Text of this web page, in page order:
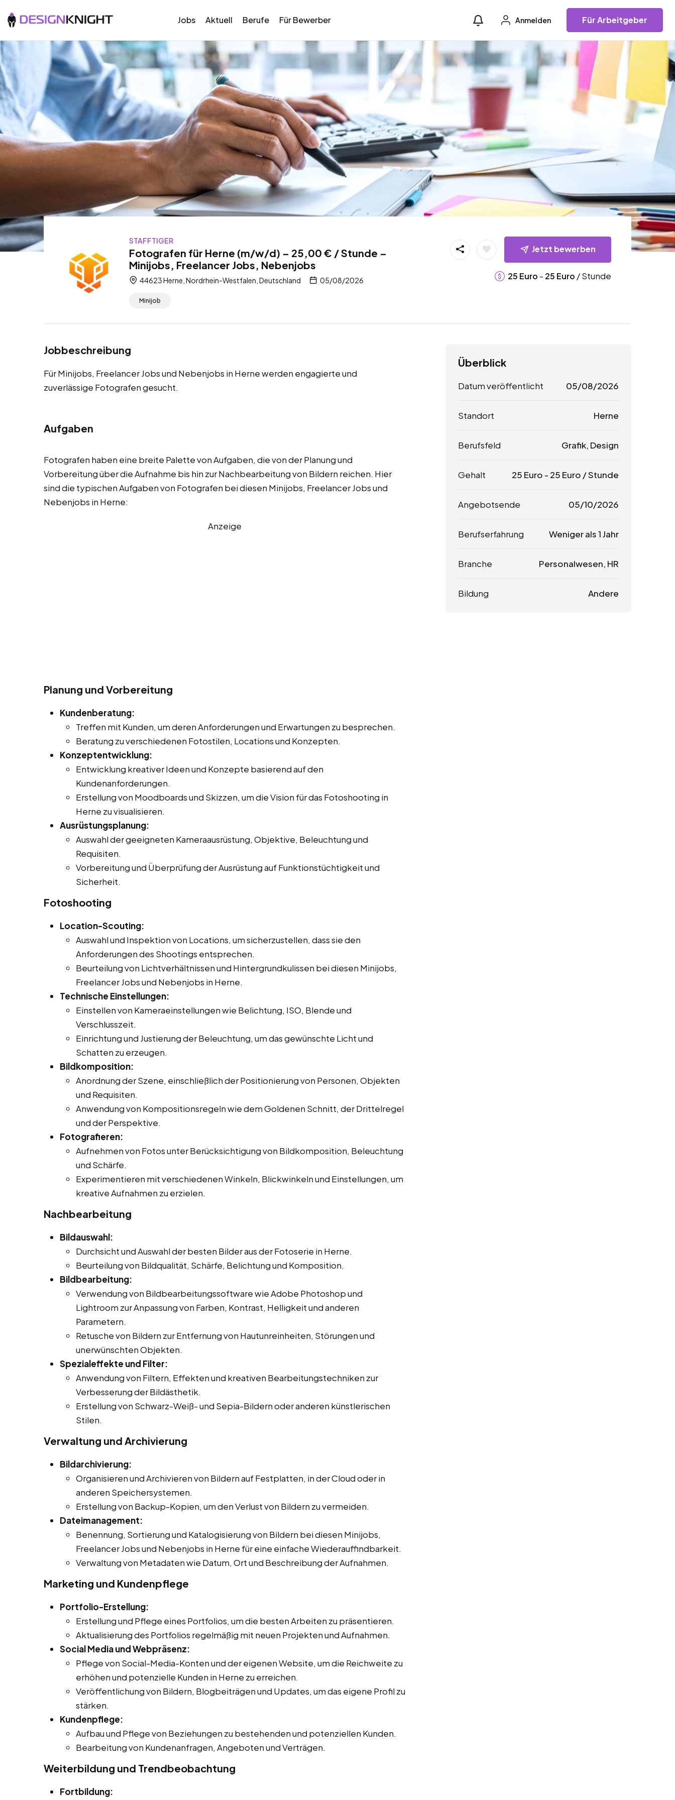
Jobs Aktuell Berufe Für Bewerber Anmelden Für Arbeitgeber
STAFFTIGER
Fotografen für Herne (m/w/d) – 25,00 € / Stunde –
Minijobs, Freelancer Jobs, Nebenjobs
44623 Herne, Nordrhein-Westfalen, Deutschland 05/08/2026
Minijob
Jetzt bewerben
25 Euro - 25 Euro / Stunde
Jobbeschreibung
Für Minijobs, Freelancer Jobs und Nebenjobs in Herne werden engagierte und
zuverlässige Fotografen gesucht.
Aufgaben
Fotografen haben eine breite Palette von Aufgaben, die von der Planung und
Vorbereitung über die Aufnahme bis hin zur Nachbearbeitung von Bildern reichen. Hier
sind die typischen Aufgaben von Fotografen bei diesen Minijobs, Freelancer Jobs und
Nebenjobs in Herne:
Anzeige
Planung und Vorbereitung
Kundenberatung:
Treffen mit Kunden, um deren Anforderungen und Erwartungen zu besprechen.
Beratung zu verschiedenen Fotostilen, Locations und Konzepten.
Konzeptentwicklung:
Entwicklung kreativer Ideen und Konzepte basierend auf den
Kundenanforderungen.
Erstellung von Moodboards und Skizzen, um die Vision für das Fotoshooting in
Herne zu visualisieren.
Ausrüstungsplanung:
Auswahl der geeigneten Kameraausrüstung, Objektive, Beleuchtung und
Requisiten.
Vorbereitung und Überprüfung der Ausrüstung auf Funktionstüchtigkeit und
Sicherheit.
Fotoshooting
Location-Scouting:
Auswahl und Inspektion von Locations, um sicherzustellen, dass sie den
Anforderungen des Shootings entsprechen.
Beurteilung von Lichtverhältnissen und Hintergrundkulissen bei diesen Minijobs,
Freelancer Jobs und Nebenjobs in Herne.
Technische Einstellungen:
Einstellen von Kameraeinstellungen wie Belichtung, ISO, Blende und
Verschlusszeit.
Einrichtung und Justierung der Beleuchtung, um das gewünschte Licht und
Schatten zu erzeugen.
Bildkomposition:
Anordnung der Szene, einschließlich der Positionierung von Personen, Objekten
und Requisiten.
Anwendung von Kompositionsregeln wie dem Goldenen Schnitt, der Drittelregel
und der Perspektive.
Fotografieren:
Aufnehmen von Fotos unter Berücksichtigung von Bildkomposition, Beleuchtung
und Schärfe.
Experimentieren mit verschiedenen Winkeln, Blickwinkeln und Einstellungen, um
kreative Aufnahmen zu erzielen.
Nachbearbeitung
Bildauswahl:
Durchsicht und Auswahl der besten Bilder aus der Fotoserie in Herne.
Beurteilung von Bildqualität, Schärfe, Belichtung und Komposition.
Bildbearbeitung:
Verwendung von Bildbearbeitungssoftware wie Adobe Photoshop und
Lightroom zur Anpassung von Farben, Kontrast, Helligkeit und anderen
Parametern.
Retusche von Bildern zur Entfernung von Hautunreinheiten, Störungen und
unerwünschten Objekten.
Spezialeffekte und Filter:
Anwendung von Filtern, Effekten und kreativen Bearbeitungstechniken zur
Verbesserung der Bildästhetik.
Erstellung von Schwarz-Weiß- und Sepia-Bildern oder anderen künstlerischen
Stilen.
Verwaltung und Archivierung
Bildarchivierung:
Organisieren und Archivieren von Bildern auf Festplatten, in der Cloud oder in
anderen Speichersystemen.
Erstellung von Backup-Kopien, um den Verlust von Bildern zu vermeiden.
Dateimanagement:
Benennung, Sortierung und Katalogisierung von Bildern bei diesen Minijobs,
Freelancer Jobs und Nebenjobs in Herne für eine einfache Wiederauffindbarkeit.
Verwaltung von Metadaten wie Datum, Ort und Beschreibung der Aufnahmen.
Marketing und Kundenpflege
Portfolio-Erstellung:
Erstellung und Pflege eines Portfolios, um die besten Arbeiten zu präsentieren.
Aktualisierung des Portfolios regelmäßig mit neuen Projekten und Aufnahmen.
Social Media und Webpräsenz:
Pflege von Social-Media-Konten und der eigenen Website, um die Reichweite zu
erhöhen und potenzielle Kunden in Herne zu erreichen.
Veröffentlichung von Bildern, Blogbeiträgen und Updates, um das eigene Profil zu
stärken.
Kundenpflege:
Aufbau und Pflege von Beziehungen zu bestehenden und potenziellen Kunden.
Bearbeitung von Kundenanfragen, Angeboten und Verträgen.
Weiterbildung und Trendbeobachtung
Fortbildung:
Überblick
Datum veröffentlicht 05/08/2026
Standort Herne
Berufsfeld Grafik, Design
Gehalt 25 Euro - 25 Euro / Stunde
Angebotsende 05/10/2026
Berufserfahrung Weniger als 1 Jahr
Branche Personalwesen, HR
Bildung Andere